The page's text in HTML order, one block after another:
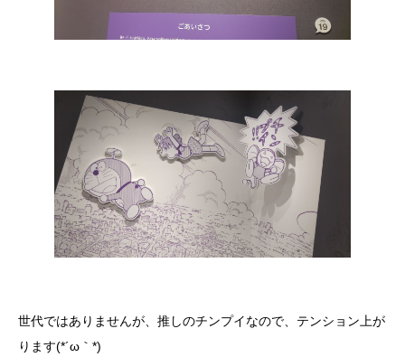
世代ではありませんが、推しのチンプイなので、テンション上が
ります(*´ω｀*)